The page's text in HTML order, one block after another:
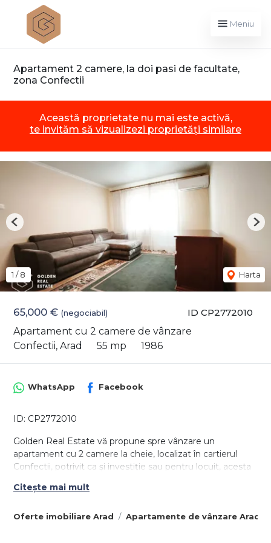
Meniu
Apartament 2 camere, la doi pasi de facultate,
zona Confectii
Această proprietate nu mai este activă,
te invităm să vizualizezi proprietăți similare
ID CP2772010
65,000 € (negociabil)
Apartament cu 2 camere de vânzare
Confectii, Arad
55 mp 1986
1 /8 Harta
Previous
Oferte imobiliare Arad Apartamente de vânzare Arad
WhatsApp Facebook
ID: CP2772010
Golden Real Estate vă propune spre vânzare un
apartament cu 2 camere la cheie, localizat în cartierul
Confectii, potrivit ca și investiție sau pentru locuit, acesta
dintr-un hol, bucătărie închisă cu loc pentru servirea mesei
Citește mai mult